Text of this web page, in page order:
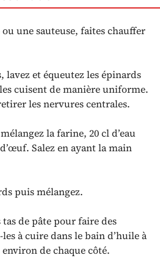
une sauteuse, faites chauffer
lavez et équeutez les épinards
cuisent de manière uniforme.
les nervures centrales.
la farine, 20 cl d’eau
Salez en ayant la main
puis mélangez.
de pâte pour faire des
à cuire dans le bain d’huile à
de chaque côté.